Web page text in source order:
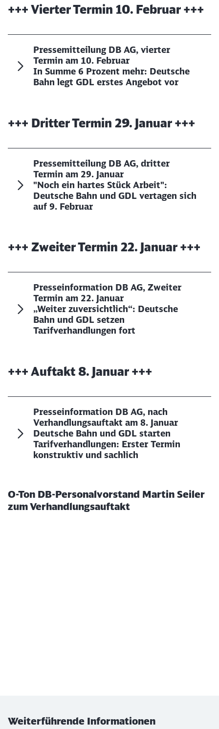
+++ Vierter Termin 10. Februar +++
Pressemitteilung DB AG, vierter
Termin am 10. Februar
In Summe 6 Prozent mehr: Deutsche
Bahn legt GDL erstes Angebot vor
+++ Dritter Termin 29. Januar +++
Pressemitteilung DB AG, dritter
Termin am 29. Januar
"Noch ein hartes Stück Arbeit":
Deutsche Bahn und GDL vertagen sich
auf 9. Februar
+++ Zweiter Termin 22. Januar +++
Presseinformation DB AG, Zweiter
Termin am 22. Januar
„Weiter zuversichtlich“: Deutsche
Bahn und GDL setzen
Tarifverhandlungen fort
+++ Auftakt 8. Januar +++
Presseinformation DB AG, nach
Verhandlungsauftakt am 8. Januar
Deutsche Bahn und GDL starten
Tarifverhandlungen: Erster Termin
konstruktiv und sachlich
O-Ton DB-Personalvorstand Martin Seiler
zum Verhandlungsauftakt
Weiterführende Informationen
Schließen
weitergeleitet
Abbrechen